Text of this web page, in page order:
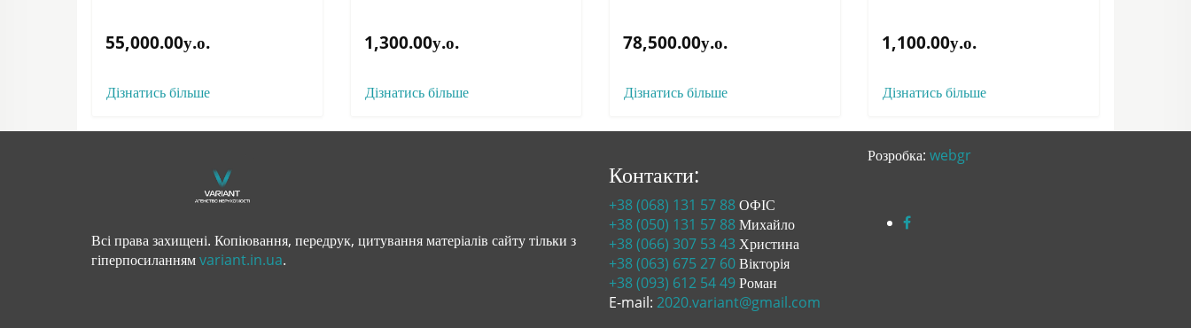
55,000.00у.о.
Дізнатись більше
1,300.00у.о.
Дізнатись більше
78,500.00у.о.
Дізнатись більше
1,100.00у.о.
Дізнатись більше
Всі права захищені. Копіювання, передрук, цитування матеріалів сайту тільки з
гіперпосиланнямvariant.in.ua.
Контакти:
+38 (068) 131 57 88ОФІС
+38 (050) 131 57 88Михайло
+38 (066) 307 53 43 Христина
+38 (063) 675 27 60Вікторія
+38 (093) 612 54 49Роман
E-mail: 2020.variant@gmail.com
Розробка: webgr